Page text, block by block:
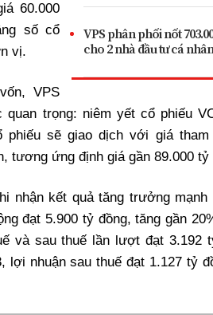
VPS phân phối nốt
cho 2 nhà đầu tư cá nhân
60.000
số cổ
vị.
VPS
trọng: niêm yết cổ phiếu
sẽ giao dịch với giá tham
tương ứng định giá gần 89.000 tỷ
nhận kết quả tăng trưởng mạnh
đạt 5.900 tỷ đồng, tăng gần
và sau thuế lần lượt đạt 3.192
lợi nhuận sau thuế đạt 1.127 tỷ